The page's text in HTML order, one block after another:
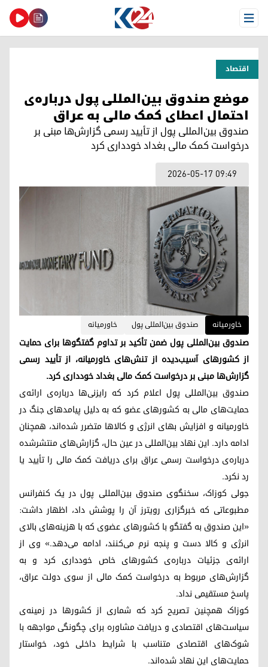
Open Menu
اقتصاد
موضع صندوق بین‌المللی پول درباره‌ی
احتمال اعطای کمک مالی به عراق
صندوق بین‌المللی پول از تأیید رسمی گزارش‌ها مبنی بر
درخواست کمک مالی بغداد خودداری کرد
2026-05-17 09:49
خاورمیانه صندوق بین‌المللی پول خاورمیانه
صندوق بین‌المللی پول ضمن تأکید بر تداوم گفتگوها برای حمایت
از کشورهای آسیب‌دیده از تنش‌های خاورمیانه، از تأیید رسمی
گزارش‌ها مبنی بر درخواست کمک مالی بغداد خودداری کرد.
صندوق بین‌المللی پول اعلام کرد که رایزنی‌ها درباره‌ی ارائه‌ی
حمایت‌های مالی به کشورهای عضو که به دلیل پیامدهای جنگ در
خاورمیانه و افزایش بهای انرژی و کالاها متضرر شده‌اند، همچنان
ادامه دارد. این نهاد بین‌المللی در عین حال، گزارش‌های منتشرشده
درباره‌ی درخواست رسمی عراق برای دریافت کمک مالی را تأیید یا
رد نکرد.
جولی کوزاک، سخنگوی صندوق بین‌المللی پول در یک کنفرانس
مطبوعاتی که خبرگزاری رویترز آن را پوشش داد، اظهار داشت:
«این صندوق به گفتگو با کشورهای عضوی که با هزینه‌های بالای
انرژی و کالا دست‌ و‌ پنجه نرم می‌کنند، ادامه می‌دهد.» وی از
ارائه‌ی جزئیات درباره‌ی کشورهای خاص خودداری کرد و به
گزارش‌های مربوط به درخواست کمک مالی از سوی دولت عراق،
پاسخ مستقیمی نداد.
کوزاک همچنین تصریح کرد که شماری از کشورها در زمینه‌ی
سیاست‌های اقتصادی و دریافت مشاوره‌ برای چگونگی مواجهه با
شوک‌های اقتصادی متناسب با شرایط داخلی خود، خواستار
حمایت‌های این نهاد شده‌اند.